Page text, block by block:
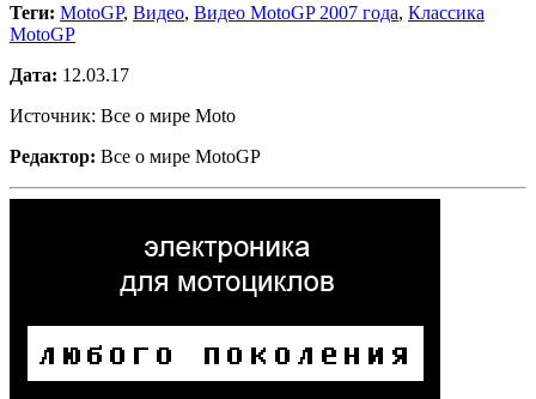
Теги: MotoGP, Видео, Видео MotoGP 2007 года, Классика
MotoGP
Дата: 12.03.17
Источник: Все о мире Moto
Редактор: Все о мире MotoGP